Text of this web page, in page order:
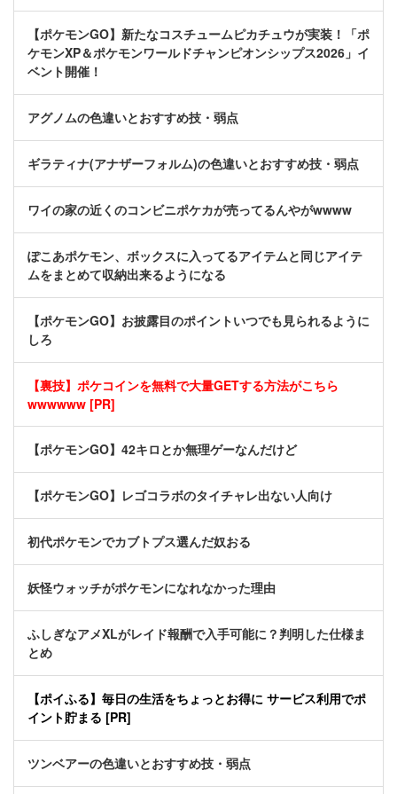
【ポケモンGO】新たなコスチュームピカチュウが実装！「ポ
ケモンXP＆ポケモンワールドチャンピオンシップス2026」イ
ベント開催！
アグノムの色違いとおすすめ技・弱点
ギラティナ(アナザーフォルム)の色違いとおすすめ技・弱点
ワイの家の近くのコンビニポケカが売ってるんやがwwww
ぽこあポケモン、ボックスに入ってるアイテムと同じアイテ
ムをまとめて収納出来るようになる
【ポケモンGO】お披露目のポイントいつでも見られるように
しろ
【裏技】ポケコインを無料で大量GETする方法がこちら
wwwwww [PR]
【ポケモンGO】42キロとか無理ゲーなんだけど
【ポケモンGO】レゴコラボのタイチャレ出ない人向け
初代ポケモンでカブトプス選んだ奴おる
妖怪ウォッチがポケモンになれなかった理由
ふしぎなアメXLがレイド報酬で入手可能に？判明した仕様ま
とめ
【ポイふる】毎日の生活をちょっとお得に サービス利用でポ
イント貯まる [PR]
ツンベアーの色違いとおすすめ技・弱点